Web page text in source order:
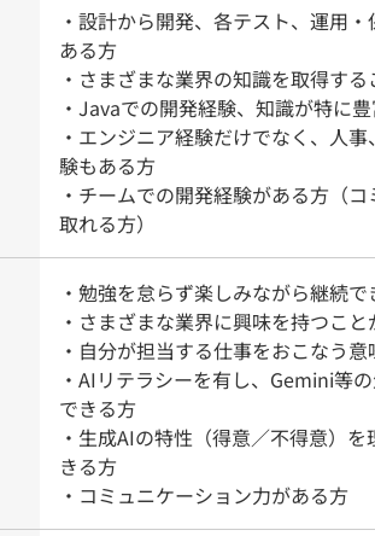
・設計から開発、各テスト、運用
ある方
・さまざまな業界の知識を取得す
・Javaでの開発経験、知識が特に
・エンジニア経験だけでなく、人
験もある方
・チームでの開発経験がある方（
取れる方）
・勉強を怠らず楽しみながら継続で
・さまざまな業界に興味を持つこ
・自分が担当する仕事をおこなう
・AIリテラシーを有し、Gemini等
できる方
・生成AIの特性（得意／不得意）
きる方
・コミュニケーション力がある方